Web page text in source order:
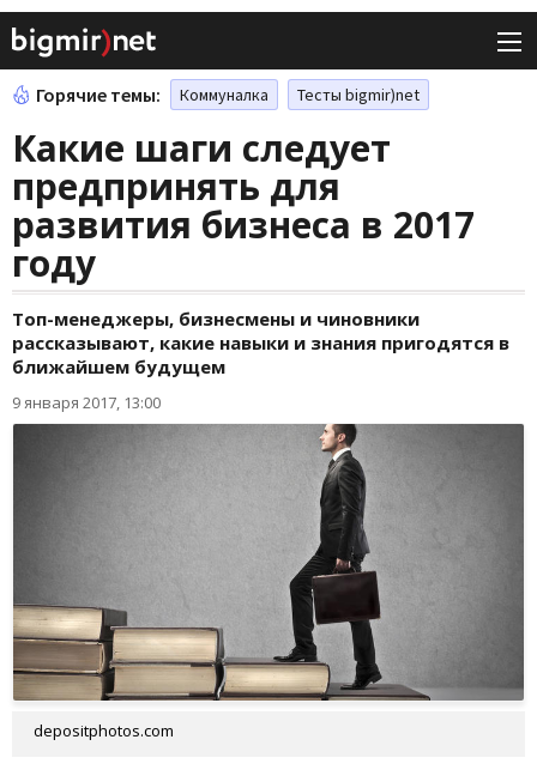
Горячие темы: Коммуналка Тесты bigmir)net
Какие шаги следует
предпринять для
развития бизнеса в 2017
году
Топ-менеджеры, бизнесмены и чиновники
рассказывают, какие навыки и знания пригодятся в
ближайшем будущем
9 января 2017, 13:00
depositphotos.com